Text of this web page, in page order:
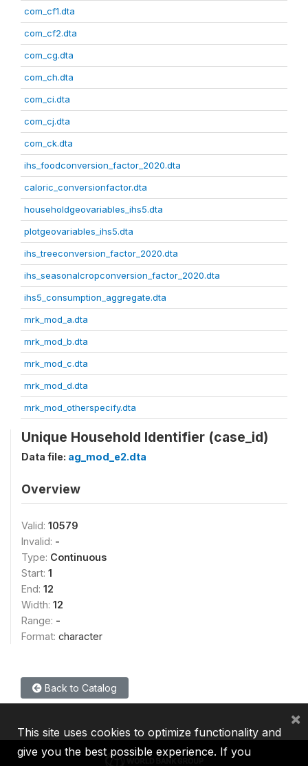
com_cf1.dta
com_cf2.dta
com_cg.dta
com_ch.dta
com_ci.dta
com_cj.dta
com_ck.dta
ihs_foodconversion_factor_2020.dta
caloric_conversionfactor.dta
householdgeovariables_ihs5.dta
plotgeovariables_ihs5.dta
ihs_treeconversion_factor_2020.dta
ihs_seasonalcropconversion_factor_2020.dta
ihs5_consumption_aggregate.dta
mrk_mod_a.dta
mrk_mod_b.dta
mrk_mod_c.dta
mrk_mod_d.dta
mrk_mod_otherspecify.dta
Unique Household Identifier (case_id)
Data file: ag_mod_e2.dta
Overview
Valid: 10579
Invalid: -
Type: Continuous
Start: 1
End: 12
Width: 12
Range: -
Format: character
Back to Catalog
This site uses cookies to optimize functionality and
give you the best possible experience. If you
×